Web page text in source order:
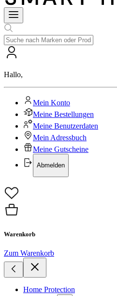
Hallo,
Mein Konto
Meine Bestellungen
Meine Benutzerdaten
Mein Adressbuch
Meine Gutscheine
Abmelden
Warenkorb
Zum Warenkorb
Home Protection